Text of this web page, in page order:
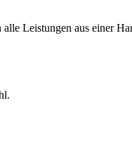
Leistungen aus einer